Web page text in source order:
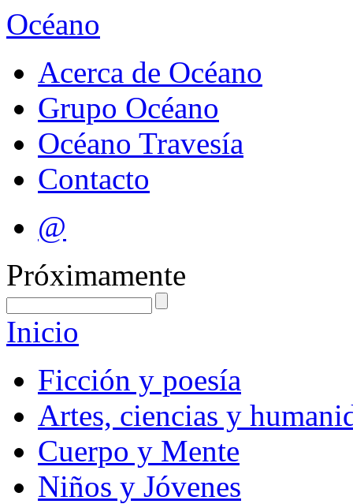
Océano
Acerca de Océano
Grupo Océano
Océano Travesía
Contacto
@
Próximamente
Inicio
Ficción y poesía
Artes, ciencias y
Cuerpo y Mente
Niños y Jóvenes